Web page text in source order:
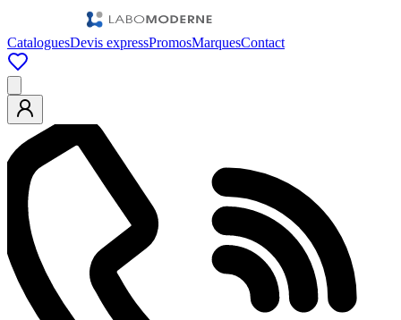
CataloguesDevis expressPromosMarquesContact